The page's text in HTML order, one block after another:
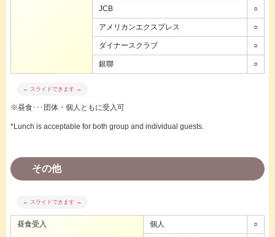
JCB ○
アメリカンエクスプレス ○
ダイナースクラブ ○
銀聯 ○
※昼食･･･団体・個人ともに受入可
*Lunch is acceptable for both group and individual guests.
その他
昼食受入 個人 ○